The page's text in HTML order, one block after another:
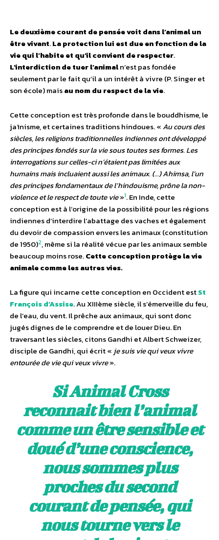
Le deuxième courant de pensée voit dans l’animal un
être vivant.La protection lui est due en fonction de la
vie qui l’habite et qu’il convient de respecter.
L’interdiction de tuer l’animaln’est pas fondée
seulement par le fait qu’il a un intérêt à vivre (P. Singer et
son école) maisau nom du respect de la vie.
Cette conception est très profonde dans le bouddhisme, le
jaïnisme, et certaines traditions hindoues. « Au cours des
siècles, les religions traditionnelles indiennes ont développé
des principes fondés sur la vie sous toutes ses formes. Les
interrogations sur celles-ci n’étaient pas limitées aux
humains mais incluaient aussi les animaux. (…) Ahimsa, l’un
des principes fondamentaux de l’hindouisme, prône la non-
violence et le respect de toute vie»1. En Inde, cette
conception est à l’origine de la possibilité pour les régions
indiennes d’interdire l’abattage des vaches et également
du devoir de compassion envers les animaux (constitution
de 1950)2, même si la réalité vécue par les animaux semble
beaucoup moins rose.Cette conceptionprotège la vie
animale comme les autres vies.
La figure qui incarne cette conception en Occident estSt
François d’Assise. Au XIIIème siècle, il s’émerveille du feu,
de l’eau, du vent. Il prêche aux animaux, qui sont donc
jugés dignes de le comprendre et de louer Dieu. En
traversant les siècles, citons Gandhi et Albert Schweizer,
disciple de Gandhi, qui écrit « je suis vie qui veux vivre
entourée de vie qui veux vivre».
Si Animal Cross
reconnait bien l’animal
comme un être sensible et
doué d’une conscience,
nous sommes plus
proches du second
courant de pensée, qui
nous tourne vers le